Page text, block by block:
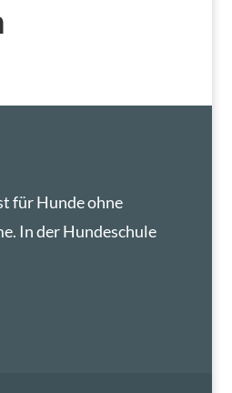
für Hunde ohne
In der Hundeschule